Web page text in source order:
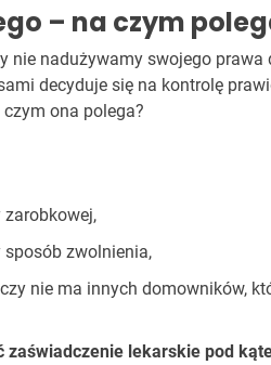
– na czym
nie nadużywamy swojego prawa
decyduje się na kontrolę
ona polega?
zwolnienia,
nie ma innych domowników,
zaświadczenie lekarskie pod